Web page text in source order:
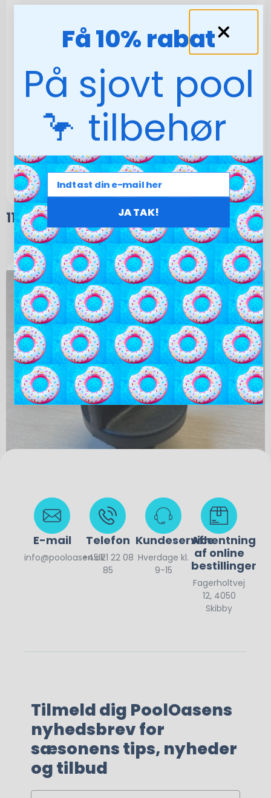
110,00
75,00kr.
E-mail
info@pooloasen.dk
Telefon
+45 21 22 08
85
Kundeservice
Hverdage kl.
9-15
Afhentning
af online
bestillinger
Fagerholtvej
12, 4050
Skibby
Tilmeld dig PoolOasens
nyhedsbrev for
sæsonens tips, nyheder
og tilbud
Få 10% rabat
På sjovt pool
🦩 tilbehør
JA TAK!